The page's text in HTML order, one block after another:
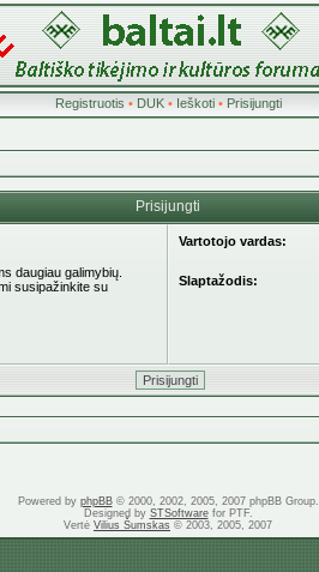
Registruotis • DUK• Ieškoti• Prisijungti
Prisijungti
daugiau galimybių.
susipažinkite su
Vartotojo vardas:
Slaptažodis:
Powered by phpBB© 2000, 2002, 2005, 2007 phpBB Group.
Designed by STSoftwarefor PTF.
Vertė Vilius Šumskas © 2003, 2005, 2007